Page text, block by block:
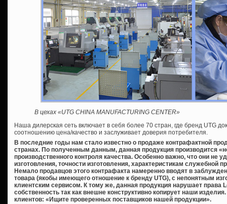
В цехах «UTG CHINA MANUFACTURING CENTER»
Наша дилерская сеть включает в себя более 70 стран, где бренд UTG
соотношению цена/качество и заслуживает доверия потребителя.
В последние годы нам стало известно о продаже контрафактной
странах. По полученным данным, данная продукция производится
производственного контроля качества. Особенно важно, что они не
изготовления, точности изготовления, характеристикам служебной
Немало продавцов этого контрафакта намеренно вводят в
товара (якобы имеющего отношение к бренду UTG), с непонятным
клиентским сервисом. К тому же, данная продукция нарушает права
собственность так как внешне конструктивно копирует наши
клиентов: «Ищите проверенных поставщиков нашей продукции».